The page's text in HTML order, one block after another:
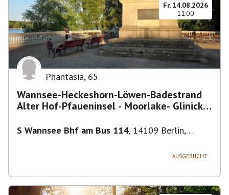
Fr, 14.08.2026
11:00
Phantasia, 65
Wannsee-Heckeshorn-Löwen-Badestrand
Alter Hof-Pfaueninsel - Moorlake- Glinicker
S Wannsee Bhf am Bus 114, 14109 Berlin,
AUSGEBUCHT